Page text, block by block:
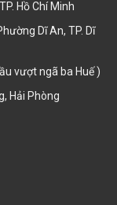
Hồ Chí Minh
Dĩ An, TP. Dĩ
vượt ngã ba Huế )
Hải Phòng